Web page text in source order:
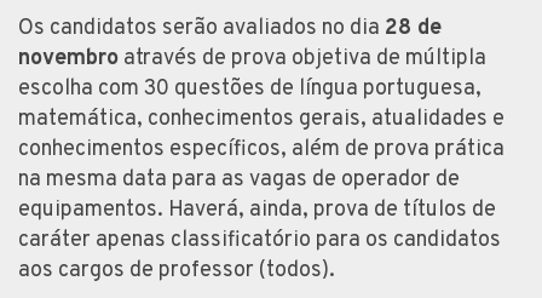
Os candidatos serão avaliados no dia 28 de
novembro através de prova objetiva de múltipla
escolha com 30 questões de língua portuguesa,
matemática, conhecimentos gerais, atualidades e
conhecimentos específicos, além de prova prática
na mesma data para as vagas de operador de
equipamentos. Haverá, ainda, prova de títulos de
caráter apenas classificatório para os candidatos
aos cargos de professor (todos).